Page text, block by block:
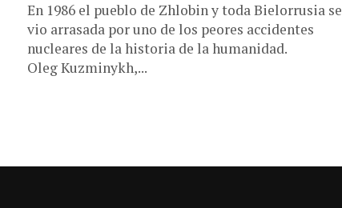
En 1986 el pueblo de Zhlobin y toda Bielorrusia se
vio arrasada por uno de los peores accidentes
nucleares de la historia de la humanidad.
Oleg Kuzminykh,...